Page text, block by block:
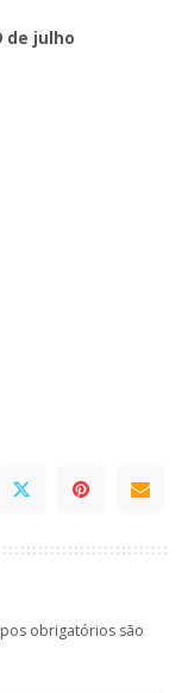
de julho
obrigatórios são